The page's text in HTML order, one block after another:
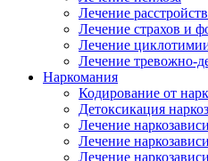
Лечение
Лечение страхов и
Лечение
Лечение тревожно-
Наркомания
Кодирование от
Детоксикация
Лечение
Лечение
Лечение